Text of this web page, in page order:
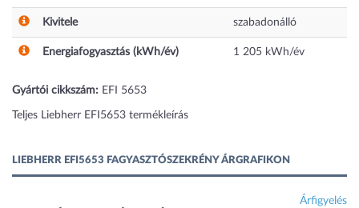
Kivitele szabadonálló
Energiafogyasztás (kWh/év) 1 205 kWh/év
Gyártói cikkszám: EFI 5653
Teljes Liebherr EFI5653 termékleírás
LIEBHERR EFI5653 FAGYASZTÓSZEKRÉNY ÁRGRAFIKON
Árfigyelés